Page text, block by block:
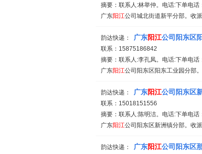
摘要：联系人:林举仲。电话:下单电
广东阳江公司城北街道新平分部。收
韵达快递： 广东阳江公司阳东区
联系：15875186842
摘要：联系人:李孔凤。电话:下单电
广东阳江公司阳东区阳东工业园分部
韵达快递： 广东阳江公司阳东区
联系：15018151556
摘要：联系人:陈明洁。电话:下单电
广东阳江公司阳东区新洲镇分部。收
韵达快递： 广东阳江公司阳东区